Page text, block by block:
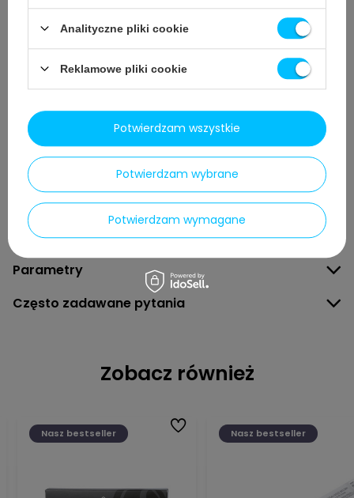
2026-07-25
Małgorzata, Michałów-Grabina
Nie
5/5 Opinia potwierdzona zakupem
Produkt sprawdzony, pewny, "robi robotę".
2026-05-29
Dariusz, Dęblin
Czy opinia była pomocna?
Nie
ZOBACZ WIĘCEJ
Parametry
Często zadawane pytania
Zobacz również
Nasz bestseller Nasz bestseller
Analityczne pliki cookie
Reklamowe pliki cookie
Potwierdzam wybrane
Potwierdzam wymagane
Potwierdzam wszystkie